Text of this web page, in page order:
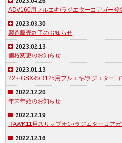
ADV160用フルエキ/ラジエターコアガー登
2023.03.30
製造販売終了のお知らせ
2023.02.13
価格変更のお知らせ
2023.01.13
22～GSX-S/R125用フルエキ/ラジエターコ
2022.12.20
年末年始のお知らせ
2022.12.19
HAWK11用スリップオン/ラジエターコア
2022.12.16